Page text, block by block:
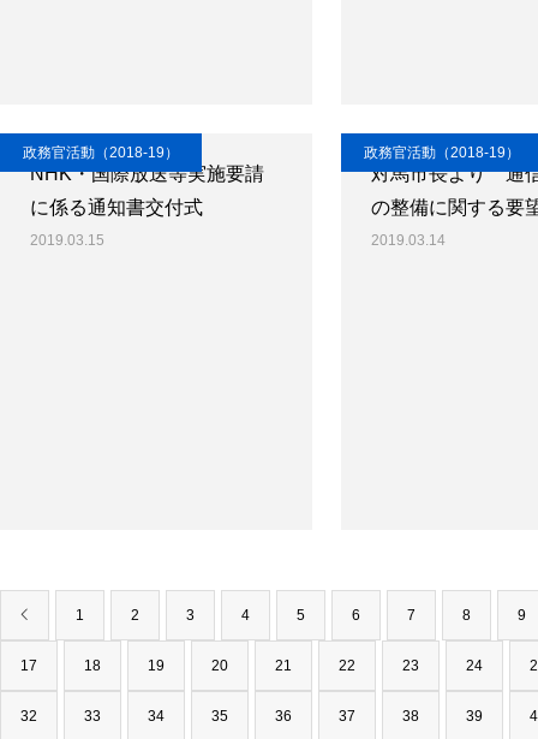
政務官活動（2018-19）
NHK・国際放送等実施要請
に係る通知書交付式
2019.03.15
政務官活動（2018-19）
対馬市長より 通
の整備に関する要
2019.03.14
1 2 3 4 5 6 7 8 9
17 18 19 20 21 22 23 24
32 33 34 35 36 37 38 39